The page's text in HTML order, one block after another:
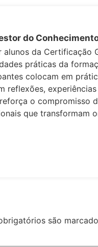
do Conhecimento
alunos da Certificação
práticas da
colocam em
reflexões,
o compromisso
que transformam
são